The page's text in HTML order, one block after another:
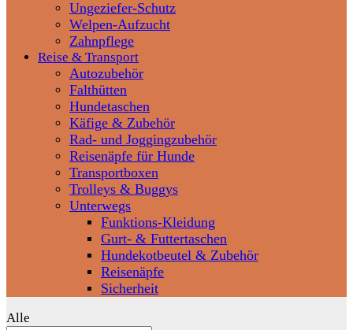
Ungeziefer-Schutz
Welpen-Aufzucht
Zahnpflege
Reise & Transport
Autozubehör
Falthütten
Hundetaschen
Käfige & Zubehör
Rad- und Joggingzubehör
Reisenäpfe für Hunde
Transportboxen
Trolleys & Buggys
Unterwegs
Funktions-Kleidung
Gurt- & Futtertaschen
Hundekotbeutel & Zubehör
Reisenäpfe
Sicherheit
Alle